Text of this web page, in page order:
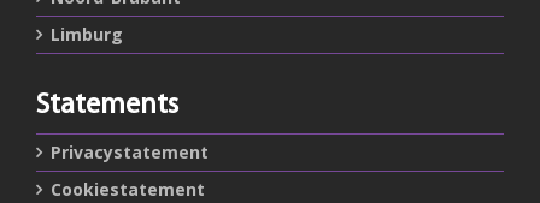
Limburg
Statements
Privacystatement
Cookiestatement